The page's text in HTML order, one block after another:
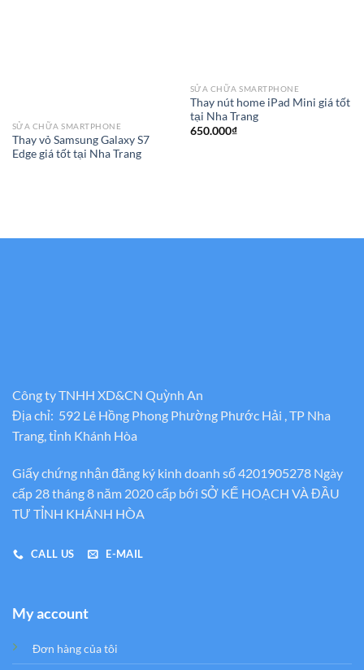
SỬA CHỮA SMARTPHONE
Thay vỏ Samsung Galaxy S7
Edge giá tốt tại Nha Trang
SỬA CHỮA SMARTPHONE
Thay nút home iPad Mini giá tốt
tại Nha Trang
650.000₫
Công ty TNHH XD&CN Quỳnh An
Địa chỉ: 592 Lê Hồng Phong Phường Phước Hải , TP Nha
Trang, tỉnh Khánh Hòa
Giấy chứng nhận đăng ký kinh doanh số 4201905278 Ngày
cấp 28 tháng 8 năm 2020 cấp bới SỞ KẾ HOẠCH VÀ ĐẦU
TƯ TỈNH KHÁNH HÒA
CALL US E-MAIL
My account
Đơn hàng của tôi